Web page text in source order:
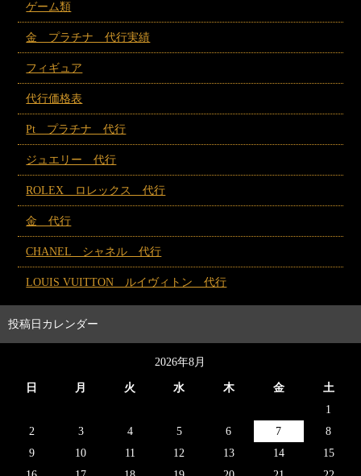
ゲーム類
金 プラチナ 代行実績
フィギュア
代行価格表
Pt プラチナ 代行
ジュエリー 代行
ROLEX ロレックス 代行
金 代行
CHANEL シャネル 代行
LOUIS VUITTON ルイヴィトン 代行
投稿日カレンダー
2026年8月
日 月 火 水 木 金
土
1
2
3 4 5 6 7
8
9
10 11 12 13 14
15